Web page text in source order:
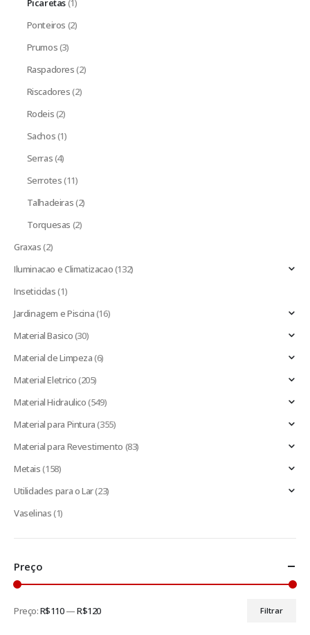
Ponteiros (2)
Prumos(3)
Raspadores(2)
Riscadores(2)
Rodeis(2)
Sachos(1)
Serras(4)
Serrotes(11)
Talhadeiras(2)
Torquesas (2)
Graxas(2)
Iluminacao e Climatizacao(132)
Inseticidas(1)
Jardinagem e Piscina(16)
Material Basico(30)
Material de Limpeza(6)
Material Eletrico(205)
Material Hidraulico(549)
Material para Pintura(355)
Material para Revestimento (83)
Metais(158)
Utilidades para o Lar(23)
Vaselinas(1)
Preço
Filtrar
Preço:R$110—R$120